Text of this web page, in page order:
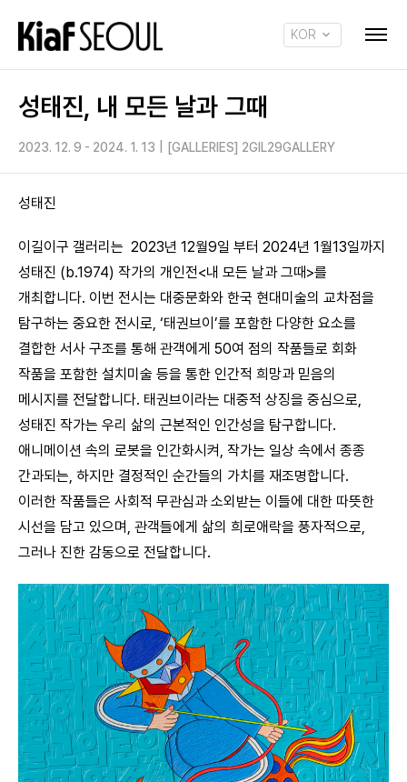
KOR
성태진, 내 모든 날과 그때
2023. 12. 9 - 2024. 1. 13 [GALLERIES] 2GIL29GALLERY
성태진
이길이구 갤러리는 2023년 12월9일 부터 2024년 1월13일까지
성태진 (b.1974) 작가의 개인전<내 모든 날과 그때>를
개최합니다. 이번 전시는 대중문화와 한국 현대미술의 교차점을
탐구하는 중요한 전시로, ‘태권브이’를 포함한 다양한 요소를
결합한 서사 구조를 통해 관객에게 50여 점의 작품들로 회화
작품을 포함한 설치미술 등을 통한 인간적 희망과 믿음의
메시지를 전달합니다. 태권브이라는 대중적 상징을 중심으로,
성태진 작가는 우리 삶의 근본적인 인간성을 탐구합니다.
애니메이션 속의 로봇을 인간화시켜, 작가는 일상 속에서 종종
간과되는, 하지만 결정적인 순간들의 가치를 재조명합니다.
이러한 작품들은 사회적 무관심과 소외받는 이들에 대한 따뜻한
시선을 담고 있으며, 관객들에게 삶의 희로애락을 풍자적으로,
그러나 진한 감동으로 전달합니다.